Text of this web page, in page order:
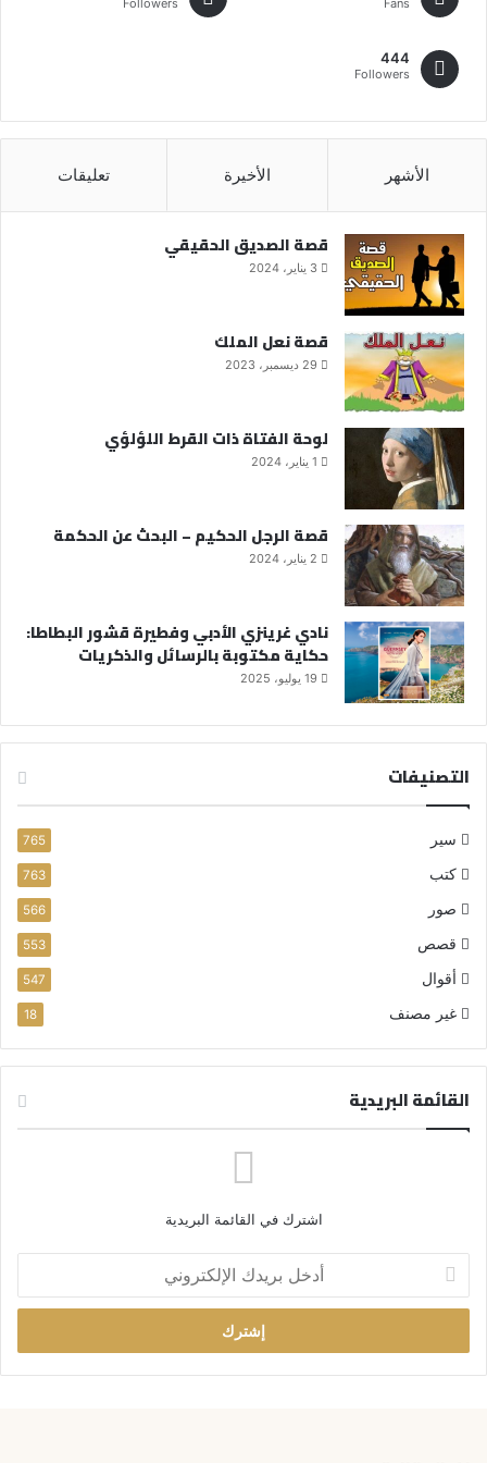
Fans
Followers
444
Followers
الأشهر الأخيرة تعليقات
قصة الصديق الحقيقي
3 يناير، 2024
قصة نعل الملك
29 ديسمبر، 2023
لوحة الفتاة ذات القرط اللؤلؤي
1 يناير، 2024
قصة الرجل الحكيم – البحث عن الحكمة
2 يناير، 2024
نادي غرينزي الأدبي وفطيرة قشور البطاطا:
حكاية مكتوبة بالرسائل والذكريات
19 يوليو، 2025
التصنيفات
سير 765
كتب 763
صور 566
قصص 553
أقوال 547
غير مصنف 18
القائمة البريدية
اشترك في القائمة البريدية
خ
ب
ر